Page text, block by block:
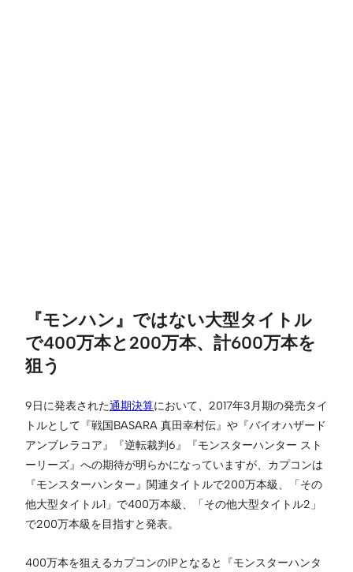
『モンハン』ではない大型タイトル
で400万本と200万本、計600万本を
狙う
9日に発表された通期決算において、2017年3月期の発売タイ
トルとして『戦国BASARA 真田幸村伝』や『バイオハザード
アンブレラコア』『逆転裁判6』『モンスターハンター スト
ーリーズ』への期待が明らかになっていますが、カプコンは
『モンスターハンター』関連タイトルで200万本級、「その
他大型タイトル1」で400万本級、「その他大型タイトル2」
で200万本級を目指すと発表。
400万本を狙えるカプコンのIPとなると『モンスターハンタ